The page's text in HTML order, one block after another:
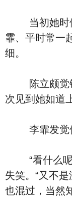
当初她时候
霏、平时常一
细。
陈立颇觉错
次见到她如道
李霏发觉他
“看什么呢
失笑。“又不
也混过，当然